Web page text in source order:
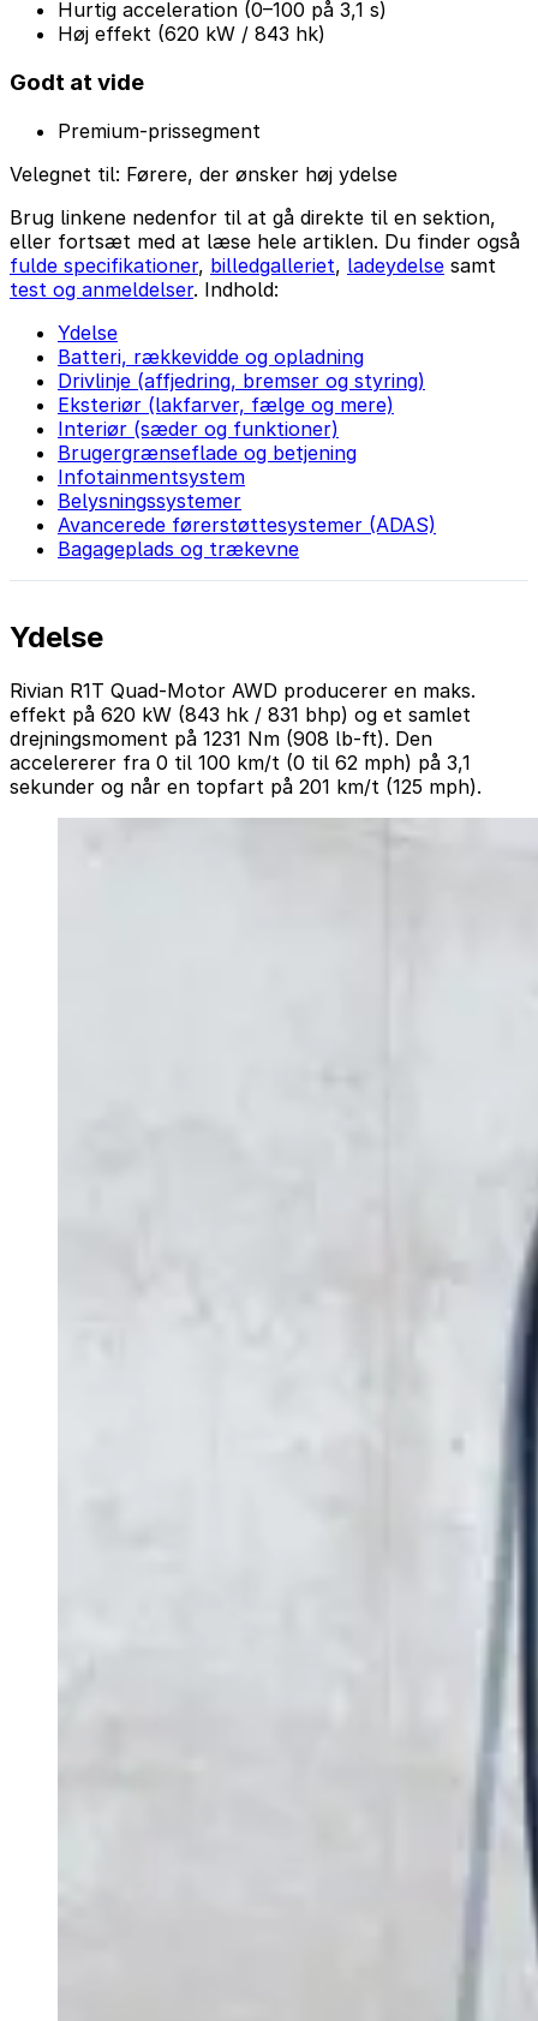
Hurtig acceleration (0–100 på 3,1 s)
Høj effekt (620 kW / 843 hk)
Godt at vide
Premium-prissegment
Velegnet til: Førere, der ønsker høj ydelse
Brug linkene nedenfor til at gå direkte til en sektion,
eller fortsæt med at læse hele artiklen. Du finder også
fulde specifikationer, billedgalleriet, ladeydelse samt
test og anmeldelser. Indhold:
Ydelse
Batteri, rækkevidde og opladning
Drivlinje (affjedring, bremser og styring)
Eksteriør (lakfarver, fælge og mere)
Interiør (sæder og funktioner)
Brugergrænseflade og betjening
Infotainmentsystem
Belysningssystemer
Avancerede førerstøttesystemer (ADAS)
Bagageplads og trækevne
Ydelse
Rivian R1T Quad-Motor AWD producerer en maks.
effekt på 620 kW (843 hk / 831 bhp) og et samlet
drejningsmoment på 1231 Nm (908 lb-ft). Den
accelererer fra 0 til 100 km/t (0 til 62 mph) på 3,1
sekunder og når en topfart på 201 km/t (125 mph).